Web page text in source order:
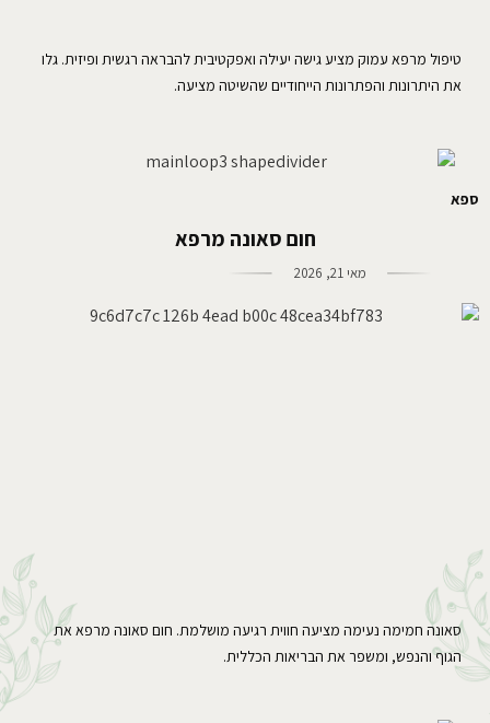
טיפול מרפא עמוק מציע גישה יעילה ואפקטיבית להבראה רגשית ופיזית. גלו
את היתרונות והפתרונות הייחודיים שהשיטה מציעה.
ספא
חום סאונה מרפא
מאי 21, 2026
סאונה חמימה נעימה מציעה חווית רגיעה מושלמת. חום סאונה מרפא את
הגוף והנפש, ומשפר את הבריאות הכללית.